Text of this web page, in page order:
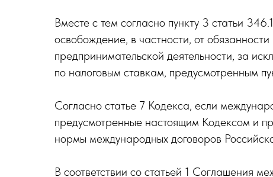
Вместе с тем согласно пункту 3 статьи
освобождение, в частности, от
предпринимательской деятельности, за
по налоговым ставкам, предусмотренным
Согласно статье 7 Кодекса, если
предусмотренные настоящим Кодексом и
нормы международных договоров
В соответствии со статьей 1 Соглашения